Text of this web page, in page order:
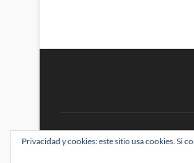
BRAINSTOMPING| Diseñado
Privacidad y cookies: este sitio usa cookies. Si